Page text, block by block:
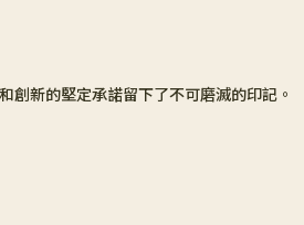
新的堅定承諾留下了不可磨滅的印記。